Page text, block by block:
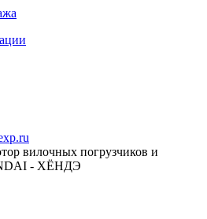
вилочных погрузчиков и
- ХЁНДЭ